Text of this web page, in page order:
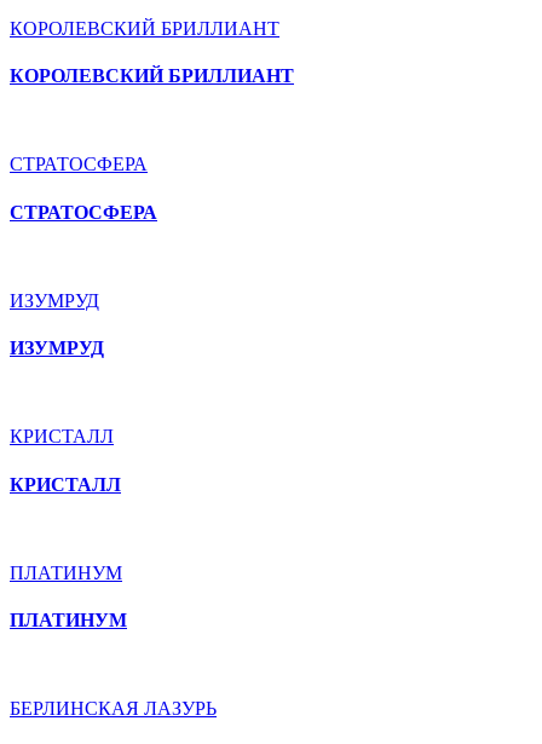
КОРОЛЕВСКИЙ БРИЛЛИАНТ
КОРОЛЕВСКИЙ БРИЛЛИАНТ
СТРАТОСФЕРА
СТРАТОСФЕРА
ИЗУМРУД
ИЗУМРУД
КРИСТАЛЛ
КРИСТАЛЛ
ПЛАТИНУМ
ПЛАТИНУМ
БЕРЛИНСКАЯ ЛАЗУРЬ